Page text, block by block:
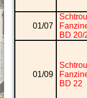
01/07
BD 20/
01/09
BD 22